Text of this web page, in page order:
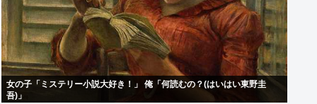
女の子「ミステリー小説大好き！」 俺「何読むの？(はいはい東野圭
吾)」